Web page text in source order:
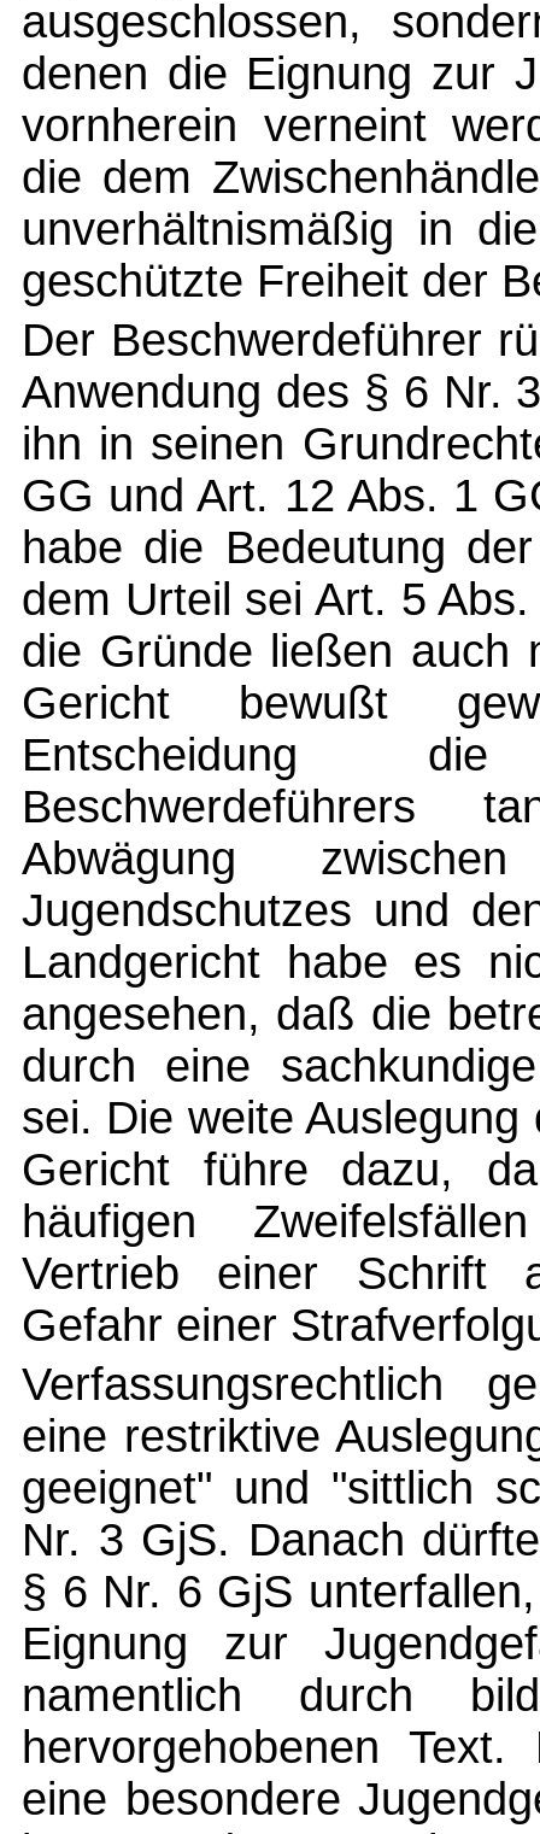
ausgeschlossen,
denen die Eignung zur
vornherein verneint
die dem
unverhältnismäßig in
geschützte Freiheit der
Der Beschwerdeführer
Anwendung des § 6 Nr.
ihn in seinen
GG und Art. 12 Abs. 1
habe die Bedeutung
dem Urteil sei Art. 5
die Gründe ließen auch
Gericht bewußt
Entscheidung
Beschwerdeführers
Abwägung
Jugendschutzes und
Landgericht habe es
angesehen, daß die
durch eine
sei. Die weite
Gericht führe dazu,
häufigen
Vertrieb einer Schrift
Gefahr einer
Verfassungsrechtlich
eine restriktive
geeignet" und "sittlich
Nr. 3 GjS. Danach
§ 6 Nr. 6 GjS
Eignung zur
namentlich durch
hervorgehobenen
eine besondere